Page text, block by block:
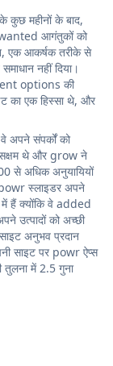
कुछ महीनों के बाद,
आगंतुकों को
एक आकर्षक तरीके से
नहीं दिया।
options की
का एक हिस्सा थे, और
संपर्कों को
थे और grow ने
से अधिक अनुयायियों
स्लाइडर अपने
में हैं क्योंकि वे added
उत्पादों को अच्छी
अनुभव प्रदान
साइट पर powr ऐप्स
तुलना में 2.5 गुना